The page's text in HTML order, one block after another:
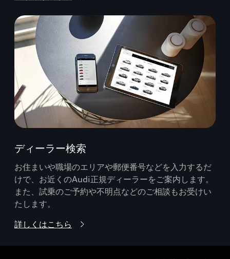
ディーラー検索
お住まいや職場のエリアや郵便番号などを入力するだ
けで、お近くのAudi正規ディーラーをご案内します。
また、試乗のご予約や不明点などのご相談もお受けい
たします。
詳しくはこちら